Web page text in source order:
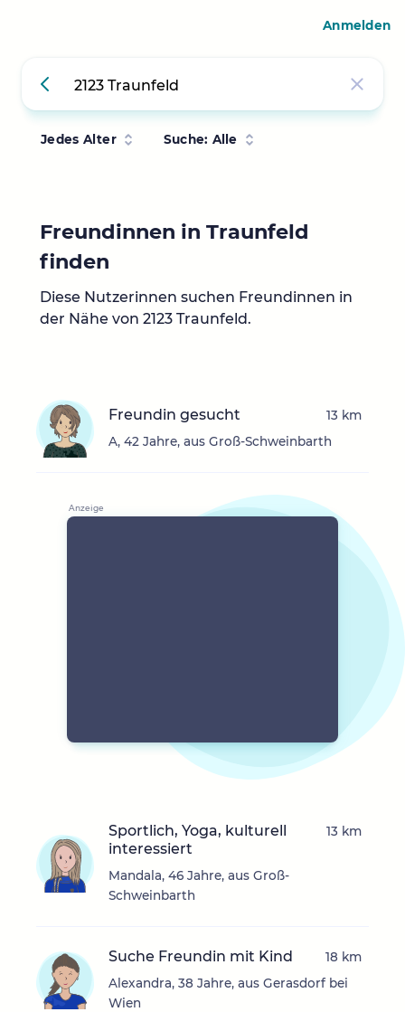
Jedes Alter Suche: Alle
Freundinnen in Traunfeld
finden
Diese Nutzerinnen suchen Freundinnen in
der Nähe von 2123 Traunfeld.
Freundin gesucht
A, 42 Jahre, aus Groß-Schweinbarth
13 km
Sportlich, Yoga, kulturell
interessiert
Mandala, 46 Jahre, aus Groß-
Schweinbarth
13 km
Suche Freundin mit Kind
Alexandra, 38 Jahre, aus Gerasdorf bei
Wien
18 km
Anmelden